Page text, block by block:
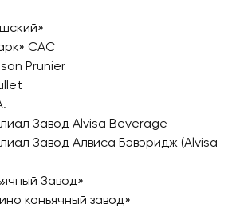
САС
Prunier
Завод Alvisa Beverage
Завод Алвиса Бэвэридж (Alvisa
Завод»
коньячный завод»